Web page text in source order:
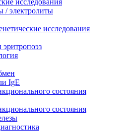
исследования
/ электролиты
исследования
IgE
состояния
состояния